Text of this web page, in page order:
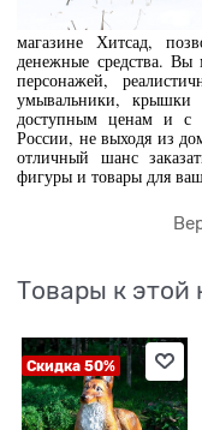
магазине Хитсад,
денежные средства. Вы
персонажей,
умывальники,
доступным ценам и с
России, не выходя из
отличный шанс
фигуры и товары для
Товары к этой
Скидка 50%